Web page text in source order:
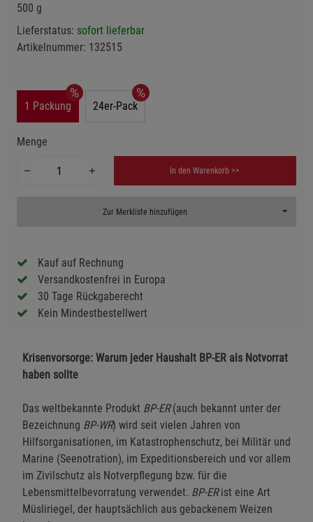
500 g
Lieferstatus: sofort lieferbar
Artikelnummer: 132515
1 Packung 24er-Pack
Menge
In den Warenkorb >>
Zur Merkliste hinzufügen Toggle
Kauf auf Rechnung
Versandkostenfrei in Europa
30 Tage Rückgaberecht
Kein Mindestbestellwert
Krisenvorsorge: Warum jeder Haushalt BP-ER als Notvorrat
haben sollte
Das weltbekannte Produkt BP-ER(auch bekannt unter der
Bezeichnung BP-WR) wird seit vielen Jahren von
Hilfsorganisationen, im Katastrophenschutz, bei Militär und
Marine (Seenotration), im Expeditionsbereich und vor allem
im Zivilschutz als Notverpflegung bzw. für die
Lebensmittelbevorratung verwendet. BP-ERist eine Art
Müsliriegel, der hauptsächlich aus gebackenem Weizen